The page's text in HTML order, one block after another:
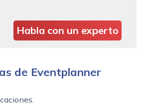
Habla con un experto
de Eventplanner